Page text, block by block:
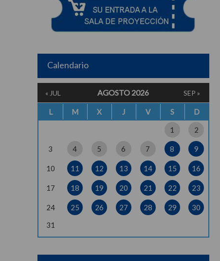
Calendario
AGOSTO 2026
L M X J V S D
1 2
3 4 5 6 7 8 9
10 11 12 13 14 15 16
17 18 19 20 21 22 23
24 25 26 27 28 29
30
31
« JUL SEP »